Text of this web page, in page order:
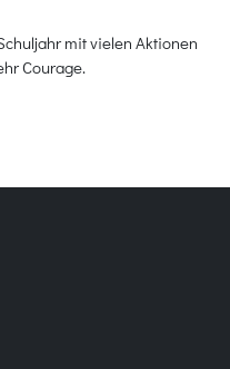
mit vielen Aktionen
Courage.